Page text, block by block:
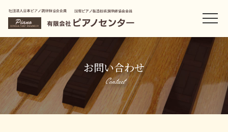
お問い合わせ
Contact